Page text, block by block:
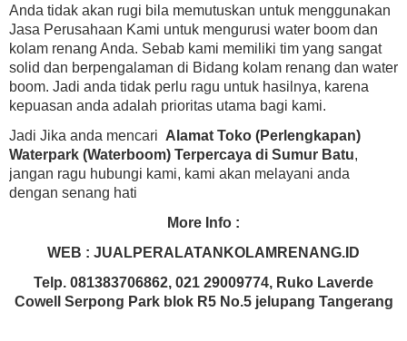
Anda tidak akan rugi bila memutuskan untuk menggunakan
Jasa Perusahaan Kami untuk mengurusi water boom dan
kolam renang Anda. Sebab kami memiliki tim yang sangat
solid dan berpengalaman di Bidang kolam renang dan water
boom. Jadi anda tidak perlu ragu untuk hasilnya, karena
kepuasan anda adalah prioritas utama bagi kami.
Jadi Jika anda mencari Alamat Toko (Perlengkapan)
Waterpark (Waterboom) Terpercaya di Sumur Batu,
jangan ragu hubungi kami, kami akan melayani anda
dengan senang hati
More Info :
WEB : JUALPERALATANKOLAMRENANG.ID
Telp. 081383706862, 021 29009774, Ruko Laverde
Cowell Serpong Park blok R5 No.5 jelupang Tangerang